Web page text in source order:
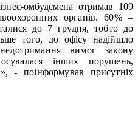
омбудсмена отримав 109
органів. 60% –
до 7 грудня, тобто до
того, до офісу надійшло
вимог закону
інших порушень,
- поінформував присутніх